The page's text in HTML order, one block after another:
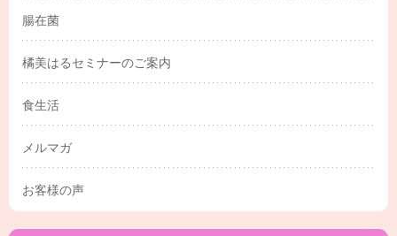
腸在菌
橘美はるセミナーのご案内
食生活
メルマガ
お客様の声